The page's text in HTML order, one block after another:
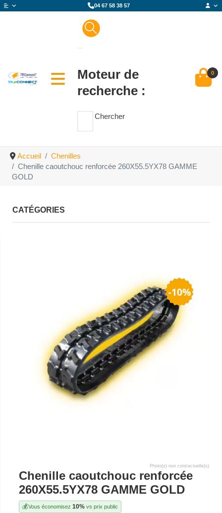
04 67 58 38 57
Moteur de
recherche :
Chercher
0
Accueil
Chenilles
Chenille caoutchouc renforcée 260X55.5YX78 GAMME
GOLD
CATÉGORIES
Photo(s) non contractuelle(s)
Chenille caoutchouc renforcée
260X55.5YX78 GAMME GOLD
💰Vous économisez 10% vs prix public